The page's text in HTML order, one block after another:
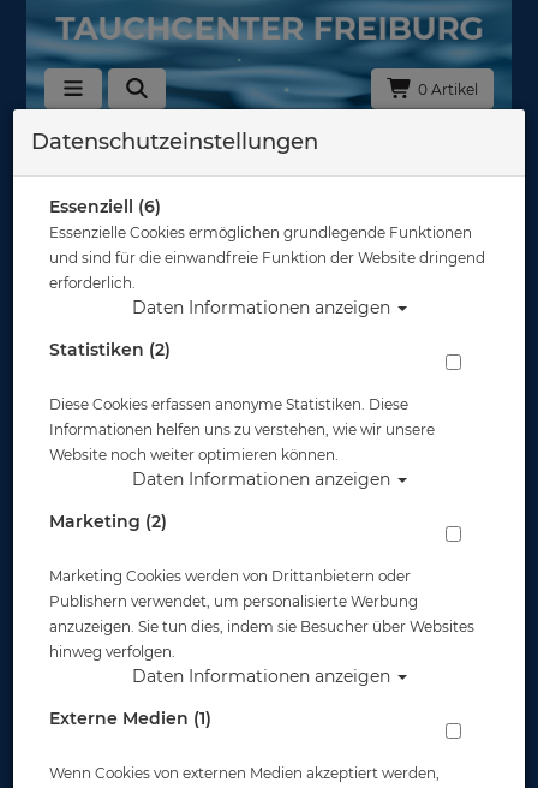
0 Artikel
Zurück
Scubapro - Tarierjacket Master Jacket
Artikelnr.: scu-21181master
Datenschutzeinstellungen
Essenziell (6)
Essenzielle Cookies ermöglichen grundlegende Funktionen
und sind für die einwandfreie Funktion der Website dringend
erforderlich.
Daten Informationen anzeigen
Statistiken (2)
Diese Cookies erfassen anonyme Statistiken. Diese
Informationen helfen uns zu verstehen, wie wir unsere
Website noch weiter optimieren können.
Daten Informationen anzeigen
Marketing (2)
Marketing Cookies werden von Drittanbietern oder
Publishern verwendet, um personalisierte Werbung
anzuzeigen. Sie tun dies, indem sie Besucher über Websites
hinweg verfolgen.
Daten Informationen anzeigen
Externe Medien (1)
Wenn Cookies von externen Medien akzeptiert werden,